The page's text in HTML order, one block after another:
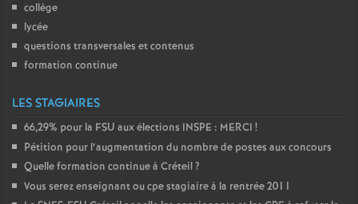
collège
lycée
questions transversales et contenus
formation continue
LES STAGIAIRES
66,29% pour la FSU aux élections INSPE : MERCI !
Pétition pour l’augmentation du nombre de postes aux concours
Quelle formation continue à Créteil?
Vous serez enseignant ou cpe stagiaire à la rentrée 2011